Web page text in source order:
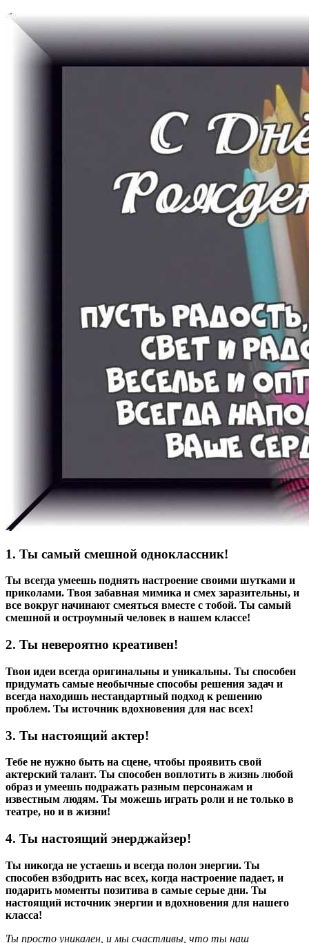
1. Ты самый смешной одноклассник!
Ты всегда умеешь поднять настроение своими шутками и
приколами. Твоя забавная мимика и смех заразительны, и
все вокруг начинают смеяться вместе с тобой. Ты самый
смешной и остроумный человек в нашем классе!
2. Ты невероятно креативен!
Твои идеи всегда оригинальны и уникальны. Ты способен
придумать самые необычные способы решения задач и
всегда находишь нестандартный подход к решению
проблем. Ты источник вдохновения для нас всех!
3. Ты настоящий актер!
Тебе не нужно быть на сцене, чтобы проявить свой
актерский талант. Ты способен воплотить в жизнь любой
образ и умеешь подражать разным персонажам и
известным людям. Ты можешь играть роли и не только в
театре, но и в жизни!
4. Ты настоящий энерджайзер!
Ты никогда не устаешь и всегда полон энергии. Ты
способен взбодрить нас всех, когда настроение падает, и
подарить моменты позитива в самые серые дни. Ты
настоящий источник энергии и вдохновения для нашего
класса!
Ты просто уникален, и мы счастливы, что ты наш